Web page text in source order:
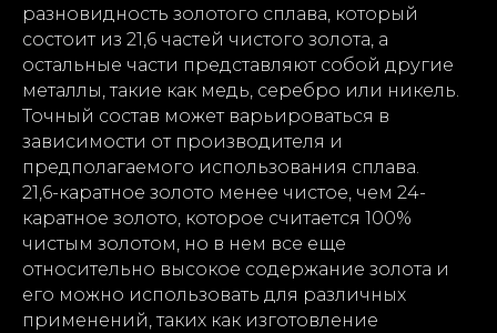
разновидность золотого сплава, который
состоит из 21,6 частей чистого золота, а
остальные части представляют собой другие
металлы, такие как медь, серебро или никель.
Точный состав может варьироваться в
зависимости от производителя и
предполагаемого использования сплава.
21,6-каратное золото менее чистое, чем 24-
каратное золото, которое считается 100%
чистым золотом, но в нем все еще
относительно высокое содержание золота и
его можно использовать для различных
применений, таких как изготовление